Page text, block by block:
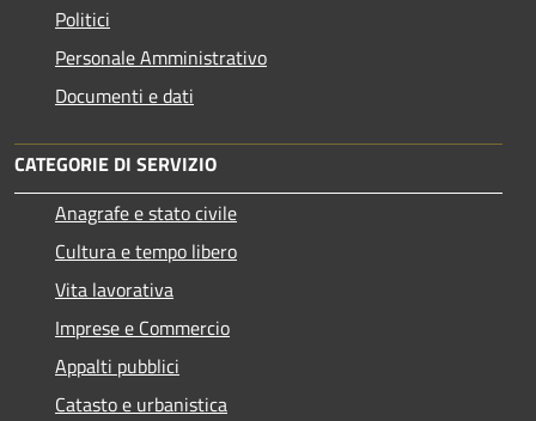
Politici
Personale Amministrativo
Documenti e dati
CATEGORIE DI SERVIZIO
Anagrafe e stato civile
Cultura e tempo libero
Vita lavorativa
Imprese e Commercio
Appalti pubblici
Catasto e urbanistica